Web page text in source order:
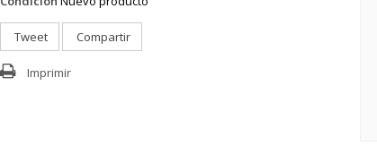
Tweet Compartir
Imprimir